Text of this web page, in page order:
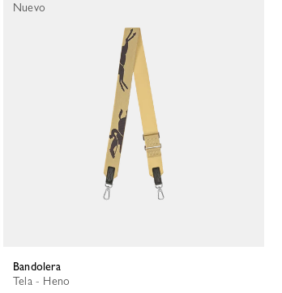
Bandolera
Tela - Heno
Nuevo